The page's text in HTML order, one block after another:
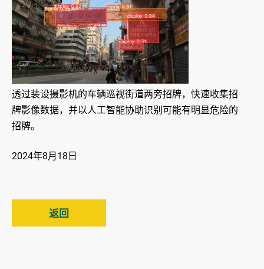
透过装设摄影机的车辆巡视街道两旁招牌，快速收集招
牌影像数据，并以人工智能协助识别可能有明显危险的
招牌。
2024年8月18日
返回